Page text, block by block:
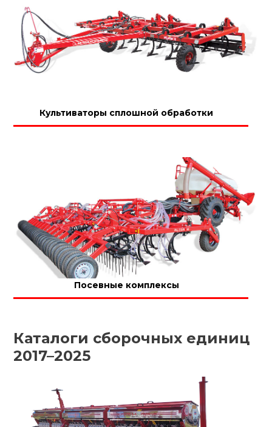
Культиваторы сплошной обработки
Посевные комплексы
Каталоги сборочных единиц
2017–2025